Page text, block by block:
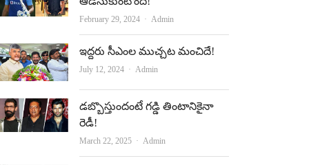
February 29, 2024 Author
Admin
ఇద్దరు సీఎంల ముచ్చట మంచిదే!
July 12, 2024 Author
Admin
డబ్బొస్తుందంటే గడ్డి తింటానికైనా
రెడీ!
March 22, 2025 Author
Admin